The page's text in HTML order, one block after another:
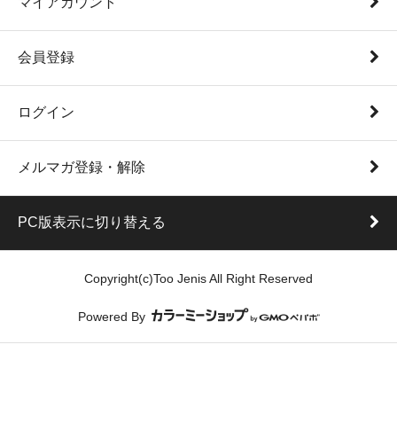
会員登録
ログイン
メルマガ登録・解除
PC版表示に切り替える
Copyright(c)Too Jenis All Right Reserved
Powered By